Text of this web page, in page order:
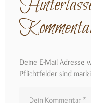
Deine E-Mail Adresse
Pflichtfelder sind